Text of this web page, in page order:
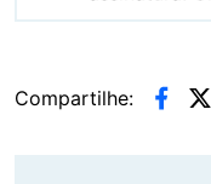
Compartilhe: